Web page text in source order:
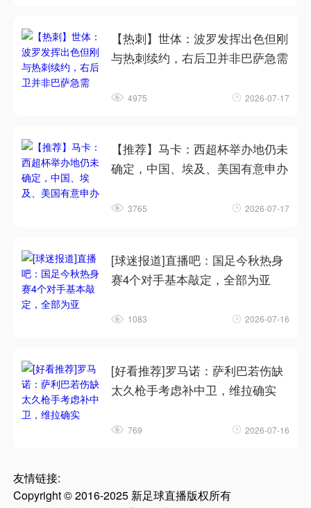
【热刺】世体：波罗发挥出色但刚
与热刺续约，右后卫并非巴萨急需
4975 2026-07-17
【推荐】马卡：西超杯举办地仍未
确定，中国、埃及、美国有意申办
3765 2026-07-17
[球迷报道]直播吧：国足今秋热身
赛4个对手基本敲定，全部为亚
1083 2026-07-16
[好看推荐]罗马诺：萨利巴若伤缺
太久枪手考虑补中卫，维拉确实
769 2026-07-16
友情链接:
Copyright © 2016-2025 新足球直播版权所有